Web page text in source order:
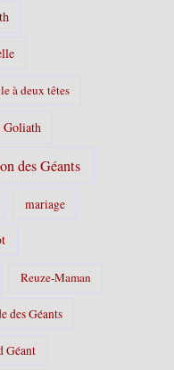
à deux têtes
Goliath
des Géants
mariage
Reuze-Maman
des Géants
Géant